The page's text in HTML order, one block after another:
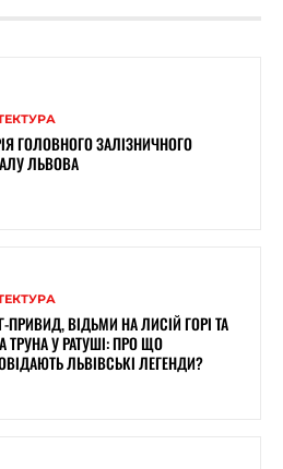
ГОЛОВНОГО ЗАЛІЗНИЧНОГО
ЛЬВОВА
ПРИВИД, ВІДЬМИ НА ЛИСІЙ ГОРІ ТА
ТРУНА У РАТУШІ: ПРО ЩО
ЛЬВІВСЬКІ ЛЕГЕНДИ?